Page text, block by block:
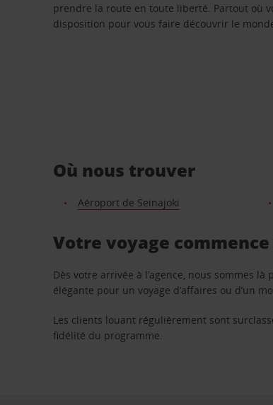
prendre la route en toute liberté. Partout où
disposition pour vous faire découvrir le
Où nous trouver
Aéroport de Seinajoki
Votre voyage
Dès votre arrivée à l’agence, nous sommes
élégante pour un voyage d’affaires ou d’un
Les clients louant régulièrement sont
fidélité du programme.